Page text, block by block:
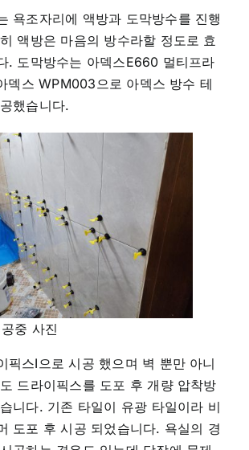
욕조자리에 액방과 도막방수를 진행
액방은 마음의 방수라할 정도로 효
. 도막방수는 아덱스E660 멀티프라
덱스 WPM003으로 아덱스 방수 테
했습니다.
중 사진
픽스I으로 시공 했으며 벽 뿐만 아니
드라이픽스를 도포 후 개량 압착방
니다. 기존 타일이 유광 타일이라 비
도포 후 시공 되었습니다. 욕실의 경